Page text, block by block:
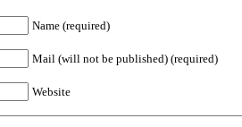
Name (required)
Mail (will not be published) (required)
Website